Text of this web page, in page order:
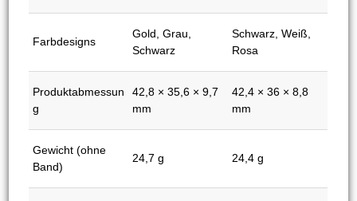
Farbdesigns
Gold, Grau,
Schwarz
Schwarz, Weiß,
Rosa
Produktabmessun
g
42,8 × 35,6 × 9,7
mm
42,4 × 36 × 8,8
mm
Gewicht (ohne
Band)
24,7 g 24,4 g